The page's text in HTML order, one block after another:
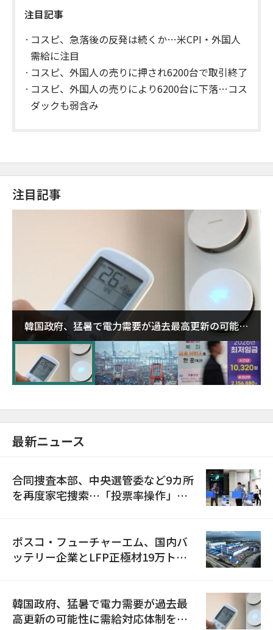
注目記事
コスピ、急落後の反発は続くか…米CPI・外国人
需給に注目
コスピ、外国人の売りに押され6200台で取引終了
コスピ、外国人の売りにより6200台に下落…コス
ダックも弱含み
注目記事
韓国政府、猛暑で電力需要が過去最高更新の可能性
に需給対応体制を点検
最新ニュース
合同捜査本部、中央選管委など9カ所
を再度家宅捜索…「投票率操作」の
ポスコ・フューチャーエム、国内バ
ッテリー企業とLFP正極材19万トン
韓国政府、猛暑で電力需要が過去最
高更新の可能性に需給対応体制を点